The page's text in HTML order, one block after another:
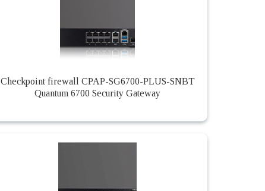
Checkpoint firewall CPAP-SG6700-PLUS-SNBT
Quantum 6700 Security Gateway